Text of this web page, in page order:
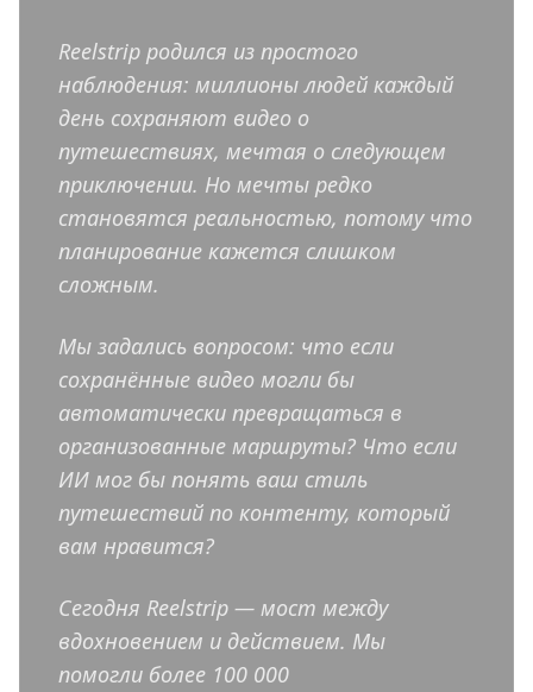
Reelstrip родился из простого
наблюдения: миллионы людей каждый
день сохраняют видео о
путешествиях, мечтая о следующем
приключении. Но мечты редко
становятся реальностью, потому что
планирование кажется слишком
сложным.
Мы задались вопросом: что если
сохранённые видео могли бы
автоматически превращаться в
организованные маршруты? Что если
ИИ мог бы понять ваш стиль
путешествий по контенту, который
вам нравится?
Сегодня Reelstrip — мост между
вдохновением и действием. Мы
помогли более 100 000